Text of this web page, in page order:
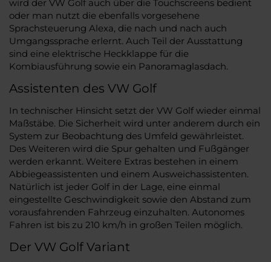
wird der VW Golf auch über die Touchscreens bedient
oder man nutzt die ebenfalls vorgesehene
Sprachsteuerung Alexa, die nach und nach auch
Umgangssprache erlernt. Auch Teil der Ausstattung
sind eine elektrische Heckklappe für die
Kombiausführung sowie ein Panoramaglasdach.
Assistenten des VW Golf
In technischer Hinsicht setzt der VW Golf wieder einmal
Maßstäbe. Die Sicherheit wird unter anderem durch ein
System zur Beobachtung des Umfeld gewährleistet.
Des Weiteren wird die Spur gehalten und Fußgänger
werden erkannt. Weitere Extras bestehen in einem
Abbiegeassistenten und einem Ausweichassistenten.
Natürlich ist jeder Golf in der Lage, eine einmal
eingestellte Geschwindigkeit sowie den Abstand zum
vorausfahrenden Fahrzeug einzuhalten. Autonomes
Fahren ist bis zu 210 km/h in großen Teilen möglich.
Der VW Golf Variant